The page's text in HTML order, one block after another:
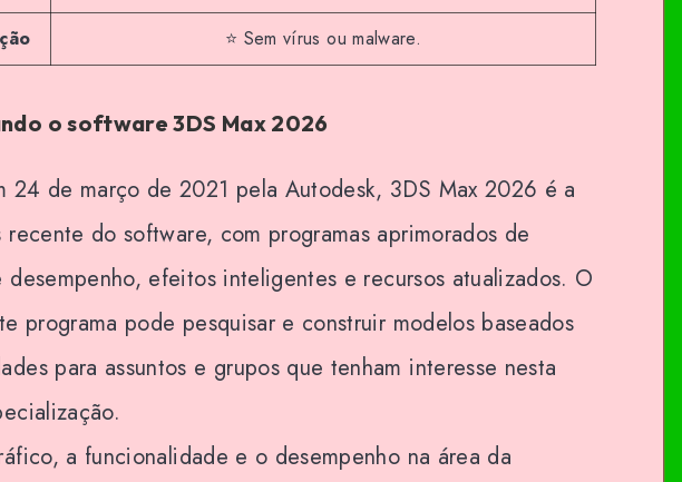
⭐ Sem vírus ou malware.
o software 3DS Max 2026
24 de março de 2021 pela Autodesk, 3DS Max 2026 é a
recente do software, com programas aprimorados de
desempenho, efeitos inteligentes e recursos atualizados. O
programa pode pesquisar e construir modelos baseados
para assuntos e grupos que tenham interesse nesta
a funcionalidade e o desempenho na área da